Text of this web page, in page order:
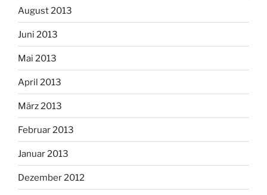
August 2013
Juni 2013
Mai 2013
April 2013
März 2013
Februar 2013
Januar 2013
Dezember 2012